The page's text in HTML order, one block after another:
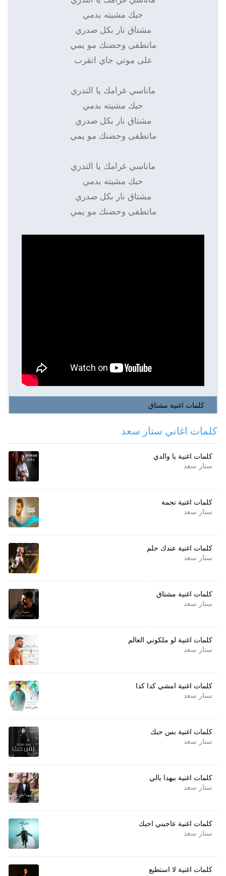
حبك مشيته بدمي
مشتاق نار بكل صدري
ماتطفى وحضنك مو يمي
على موتي جاي اتقرب
ماناسي غرامك يا التدري
حبك مشيته بدمي
مشتاق نار بكل صدري
ماتطفى وحضنك مو يمي
ماناسي غرامك يا التدري
حبك مشيته بدمي
مشتاق نار بكل صدري
ماتطفى وحضنك مو يمي
كلمات اغنية مشتاق
كلمات اغاني ستار سعد
كلمات اغنية يا والدي
ستار سعد
كلمات اغنية نجمة
ستار سعد
كلمات اغنية عندك حلم
ستار سعد
كلمات اغنية مشتاق
ستار سعد
كلمات اغنية لو ملكوني العالم
ستار سعد
كلمات اغنية امشي كدا كدا
ستار سعد
كلمات اغنية بس حبك
ستار سعد
كلمات اغنية بيهدا بالي
ستار سعد
كلمات اغنية عاجبني احبك
ستار سعد
كلمات اغنية لا استطيع